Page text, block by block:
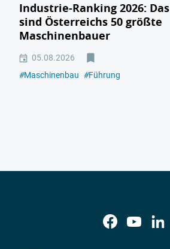
Industrie-Ranking 2026: Das
sind Österreichs 50 größte
Maschinenbauer
05.08.2026
#Maschinenbau #Führung